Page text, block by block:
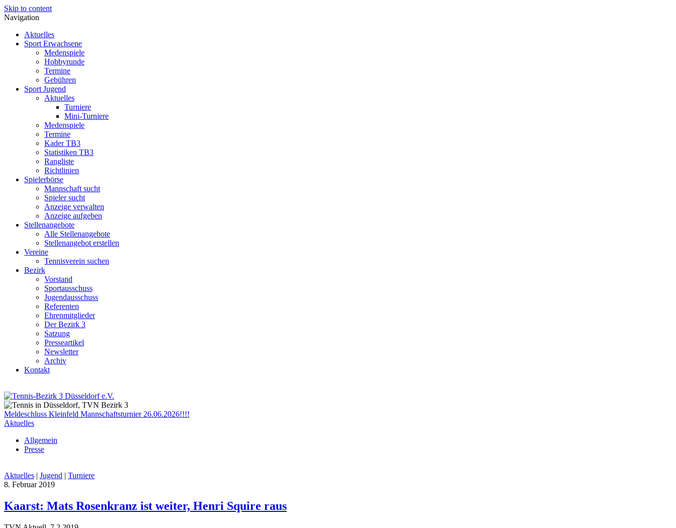
Skip to content
Navigation
Aktuelles
Sport Erwachsene
Medenspiele
Hobbyrunde
Termine
Gebühren
Sport Jugend
Aktuelles
Turniere
Mini-Turniere
Medenspiele
Termine
Kader TB3
Statistiken TB3
Rangliste
Richtlinien
Spielerbörse
Mannschaft sucht
Spieler sucht
Anzeige verwalten
Anzeige aufgeben
Stellenangebote
Alle Stellenangebote
Stellenangebot erstellen
Vereine
Tennisverein suchen
Bezirk
Vorstand
Sportausschuss
Jugendausschuss
Referenten
Ehrenmitglieder
Der Bezirk 3
Satzung
Presseartikel
Newsletter
Archiv
Kontakt
Meldeschluss Kleinfeld Mannschaftsturnier 26.06.2026!!!!
Aktuelles
Allgemein
Presse
Aktuelles | Jugend | Turniere
8. Februar 2019
Kaarst: Mats Rosenkranz ist weiter, Henri Squire raus